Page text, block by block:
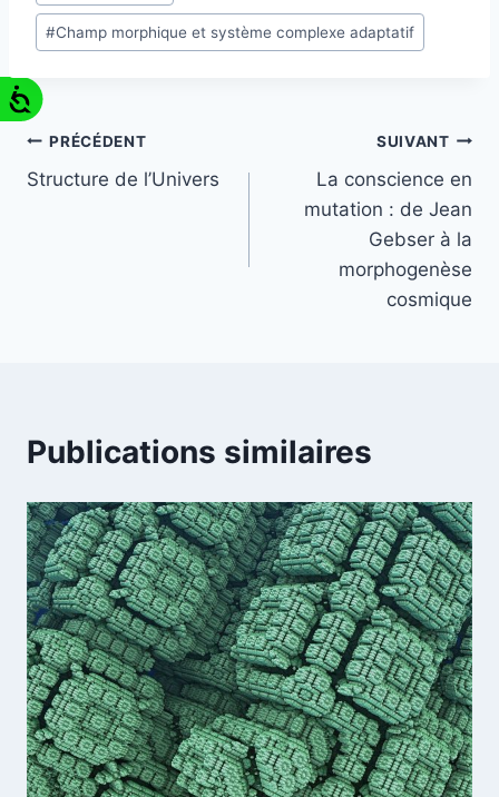
#Champ morphique et système complexe adaptatif
PRÉCÉDENT
Structure de l’Univers
SUIVANT
La conscience en
mutation : de Jean
Gebser à la
morphogenèse
cosmique
Publications similaires